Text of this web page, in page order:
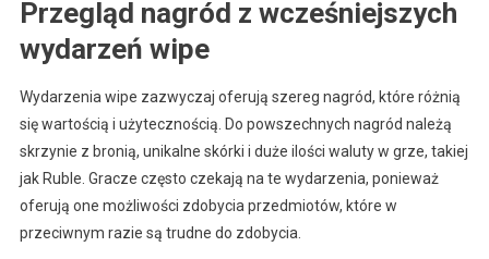
Przegląd nagród z wcześniejszych
wydarzeń wipe
Wydarzenia wipe zazwyczaj oferują szereg nagród, które różnią
się wartością i użytecznością. Do powszechnych nagród należą
skrzynie z bronią, unikalne skórki i duże ilości waluty w grze, takiej
jak Ruble. Gracze często czekają na te wydarzenia, ponieważ
oferują one możliwości zdobycia przedmiotów, które w
przeciwnym razie są trudne do zdobycia.